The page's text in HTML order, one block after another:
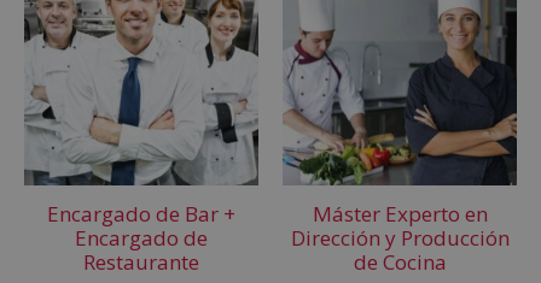
Encargado de Bar +
Encargado de
Restaurante
Máster Experto en
Dirección y Producción
de Cocina